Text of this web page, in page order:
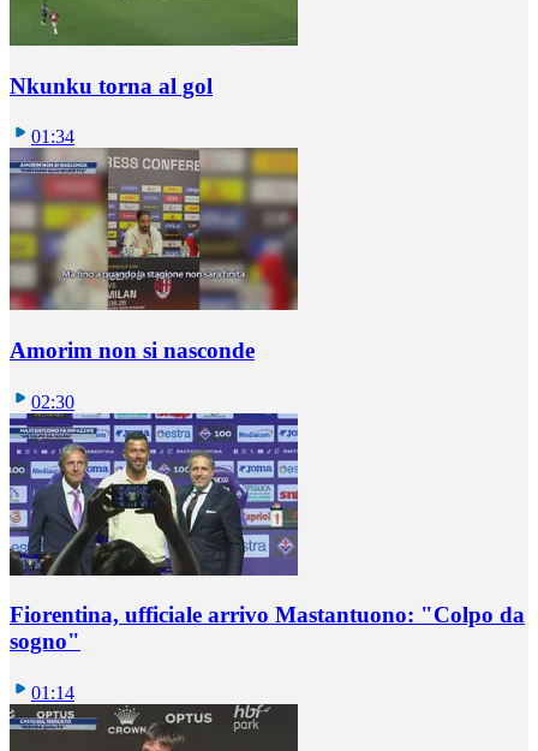
Nkunku torna al gol
01:34
Amorim non si nasconde
02:30
Fiorentina, ufficiale arrivo Mastantuono: "Colpo da
sogno"
01:14